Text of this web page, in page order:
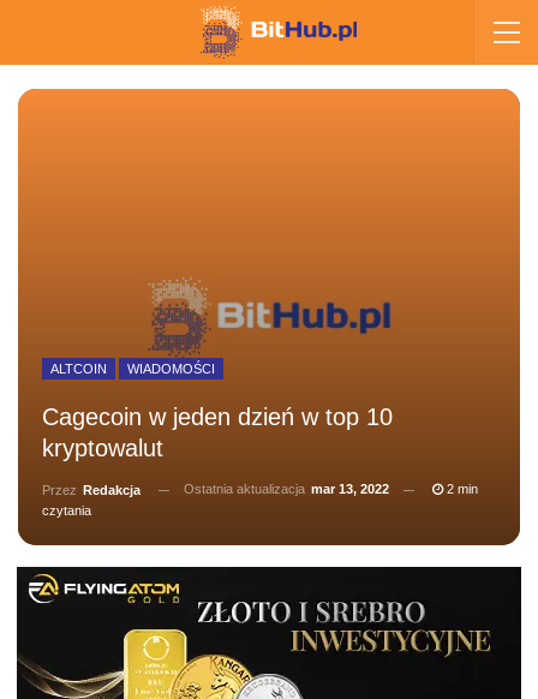
ALTCOIN WIADOMOŚCI
Cagecoin w jeden dzień w top 10
kryptowalut
Przez Redakcja Ostatnia aktualizacja mar 13, 2022
2 min
czytania